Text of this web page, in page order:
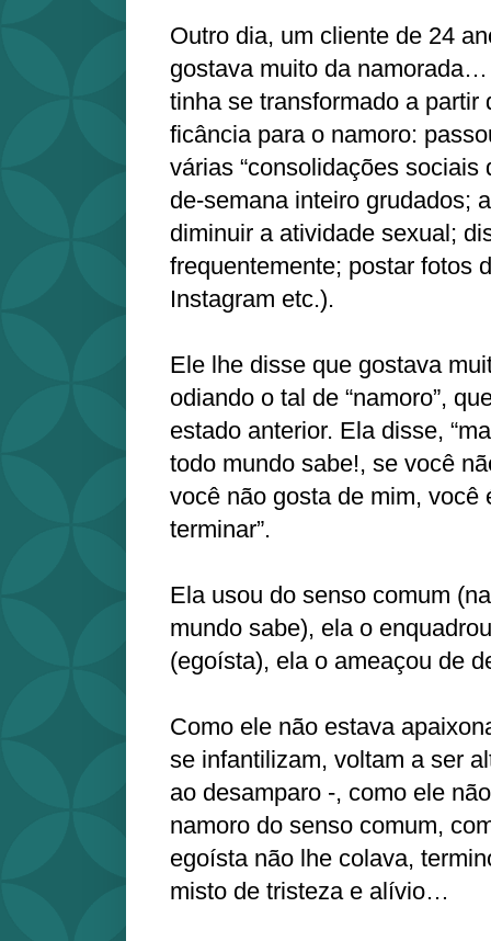
Outro dia, um cliente de 24
gostava muito da
tinha se transformado a partir
ficância para o namoro:
várias “consolidações sociais
de-semana inteiro grudados;
diminuir a atividade sexual;
frequentemente; postar fotos
Instagram etc.).
Ele lhe disse que gostava
odiando o tal de “namoro”,
estado anterior. Ela disse,
todo mundo sabe!, se você
você não gosta de mim, você
terminar”.
Ela usou do senso comum
mundo sabe), ela o
(egoísta), ela o ameaçou de
Como ele não estava
se infantilizam, voltam a ser
ao desamparo -, como ele
namoro do senso comum,
egoísta não lhe colava,
misto de tristeza e alívio…